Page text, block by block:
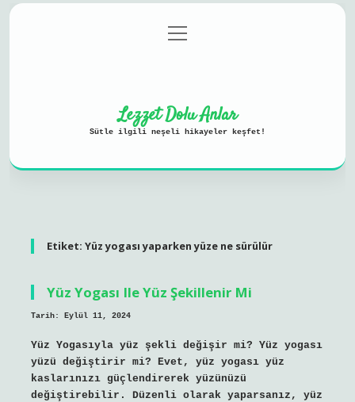
Gizlilik Politikası
menüyü
aç
Lezzet Dolu Anlar
Sütle ilgili neşeli hikayeler keşfet!
Etiket: Yüz yogası yaparken yüze ne sürülür
Yüz Yogası Ile Yüz Şekillenir Mi
Tarih: Eylül 11, 2024
Yüz Yogasıyla yüz şekli değişir mi? Yüz yogası
yüzü değiştirir mi? Evet, yüz yogası yüz
kaslarınızı güçlendirerek yüzünüzü
değiştirebilir. Düzenli olarak yaparsanız, yüz